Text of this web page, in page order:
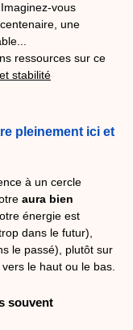
vous
une
ressources sur ce
stabilité
pleinement ici et
à un cercle
aura bien
énergie est
dans le futur),
le passé), plutôt sur
le haut ou le bas.
souvent